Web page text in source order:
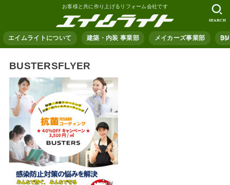
お客様と共に作り上げるリフォーム会社です
エイムライトについて 建築・内装 事業部 メイカーズ事業部
SEARCH
BUSTERSFLYER